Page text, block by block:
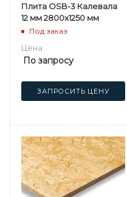
Плита OSB-3 Калевала
12 мм 2800х1250 мм
Под заказ
Цена:
По запросу
ЗАПРОСИТЬ ЦЕНУ